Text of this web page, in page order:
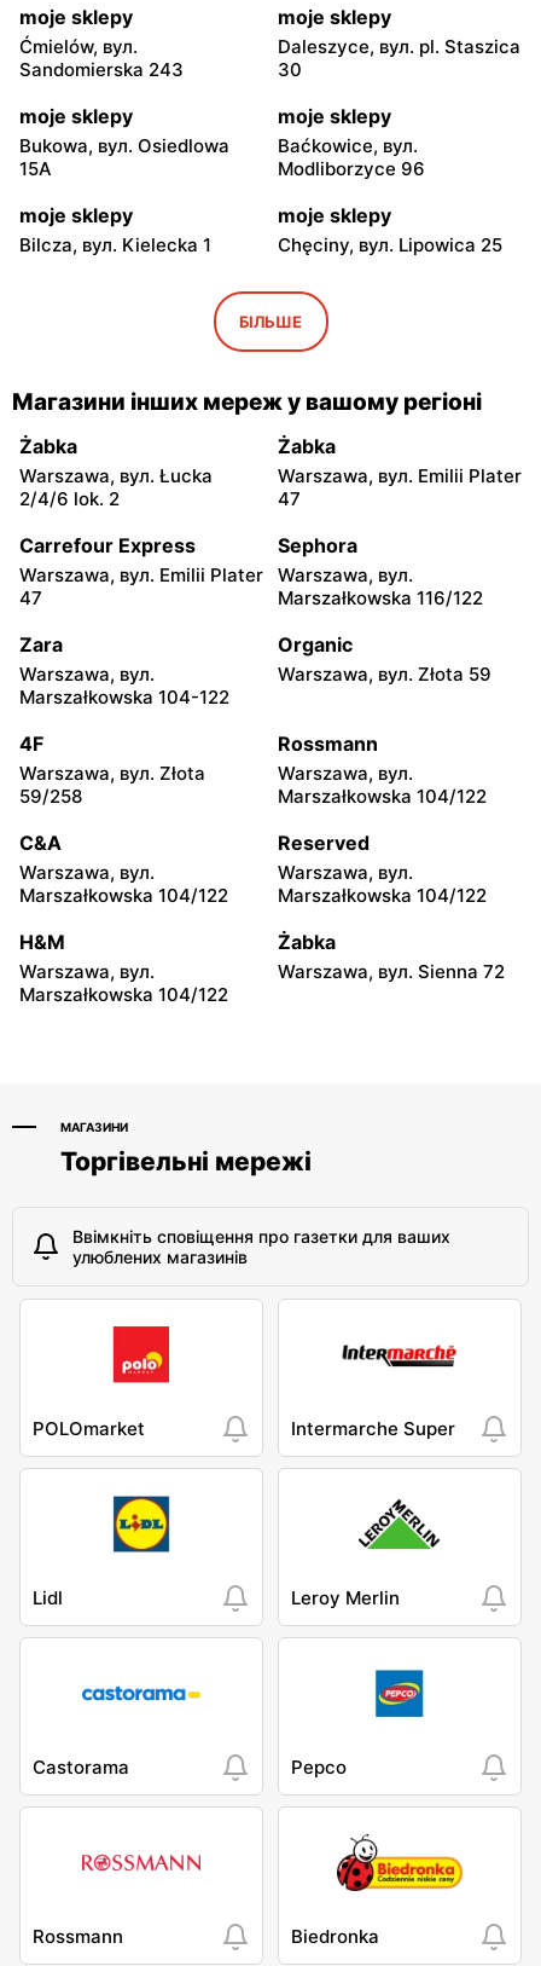
moje sklepy
Ćmielów, вул.
Sandomierska 243
moje sklepy
Daleszyce, вул. pl. Staszica
30
moje sklepy
Bukowa, вул. Osiedlowa
15A
moje sklepy
Baćkowice, вул.
Modliborzyce 96
moje sklepy
Bilcza, вул. Kielecka 1
moje sklepy
Chęciny, вул. Lipowica 25
Iwaniska, вул. Ujazdowska
moje sklepy
Bogoria, вул. Rynek 30
moje sklepy
Gorzyce, вул. Szkolna 44
moje sklepy
Grębów, вул. Wydrza 180
moje sklepy
Jadachy, вул. Jadachy 111
moje sklepy
Jeżowe, вул. Zalesie 77
moje sklepy
Kazimierza Wielka, вул.
Kolejowa 15
moje sklepy
Kamień, вул. Błonie 23
moje sklepy
Górki, вул. Górki 71
moje sklepy
Gumniska, вул. Gumniska
moje sklepy
Iwierzyce, вул. Iwierzyce
152A
moje sklepy
Tczew, вул. Franciszka
Żwirki 61
moje sklepy
Hyżne, вул. Hyżne 100
moje sklepy
Jarosław, вул. Pełkińska
147
moje sklepy
Niebylec, вул. Niebylec 139
moje sklepy
Opole, вул. Grudzicka 45
БІЛЬШЕ
Магазини інших мереж у вашому регіоні
Żabka
Warszawa, вул. Łucka
2/4/6 lok. 2
Żabka
Warszawa, вул. Emilii Plater
47
Carrefour Express
Warszawa, вул. Emilii Plater
47
Sephora
Warszawa, вул.
Marszałkowska 116/122
Zara
Warszawa, вул.
Marszałkowska 104-122
Organic
Warszawa, вул. Złota 59
4F
Warszawa, вул. Złota
59/258
Rossmann
Warszawa, вул.
Marszałkowska 104/122
C&A
Warszawa, вул.
Marszałkowska 104/122
Reserved
Warszawa, вул.
Marszałkowska 104/122
H&M
Warszawa, вул.
Marszałkowska 104/122
Żabka
Warszawa, вул. Sienna 72
МАГАЗИНИ
Торгівельні мережі
Ввімкніть сповіщення про газетки для ваших
улюблених магазинів
POLOmarket Intermarche Super
Lidl Leroy Merlin
Castorama Pepco
Rossmann Biedronka